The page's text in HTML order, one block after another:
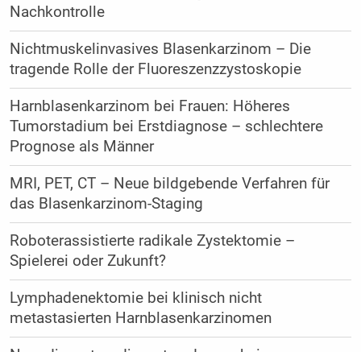
Nachkontrolle
Nichtmuskelinvasives Blasenkarzinom – Die
tragende Rolle der Fluoreszenzzystoskopie
Harnblasenkarzinom bei Frauen: Höheres
Tumorstadium bei Erstdiagnose – schlechtere
Prognose als Männer
MRI, PET, CT – Neue bildgebende Verfahren für
das Blasenkarzinom-Staging
Roboterassistierte radikale Zystektomie –
Spielerei oder Zukunft?
Lymphadenektomie bei klinisch nicht
metastasierten Harnblasenkarzinomen